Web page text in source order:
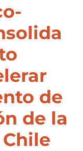
de
de la